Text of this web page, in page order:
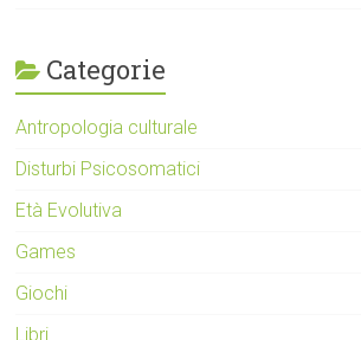
Categorie
Antropologia culturale
Disturbi Psicosomatici
Età Evolutiva
Games
Giochi
Libri